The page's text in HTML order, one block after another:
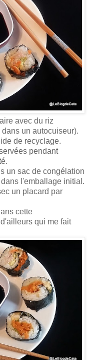
avec du riz
un autocuiseur).
de recyclage.
pendant
un sac de congélation
l'emballage initial.
un placard par
cette
qui me fait